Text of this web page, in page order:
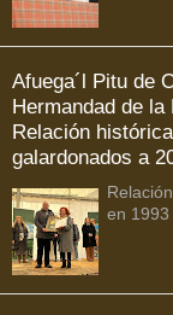
Afuega´l Pitu de
Hermandad de la
Relación
galardonados a
en 1993